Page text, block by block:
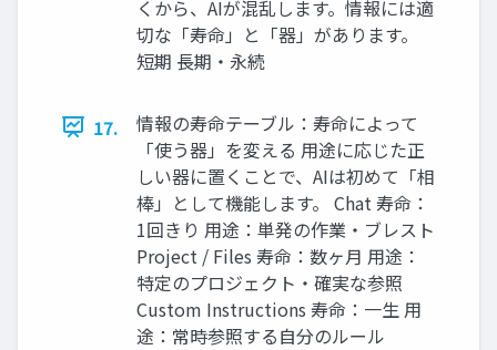
くから、AIが混乱します。情報には適
切な「寿命」と「器」があります。
短期 長期・永続
17.
情報の寿命テーブル：寿命によって
「使う器」を変える 用途に応じた正
しい器に置くことで、AIは初めて「相
棒」として機能します。 Chat 寿命：
1回きり 用途：単発の作業・ブレスト
Project / Files 寿命：数ヶ月 用途：
特定のプロジェクト・確実な参照
Custom Instructions 寿命：一生 用
途：常時参照する自分のルール